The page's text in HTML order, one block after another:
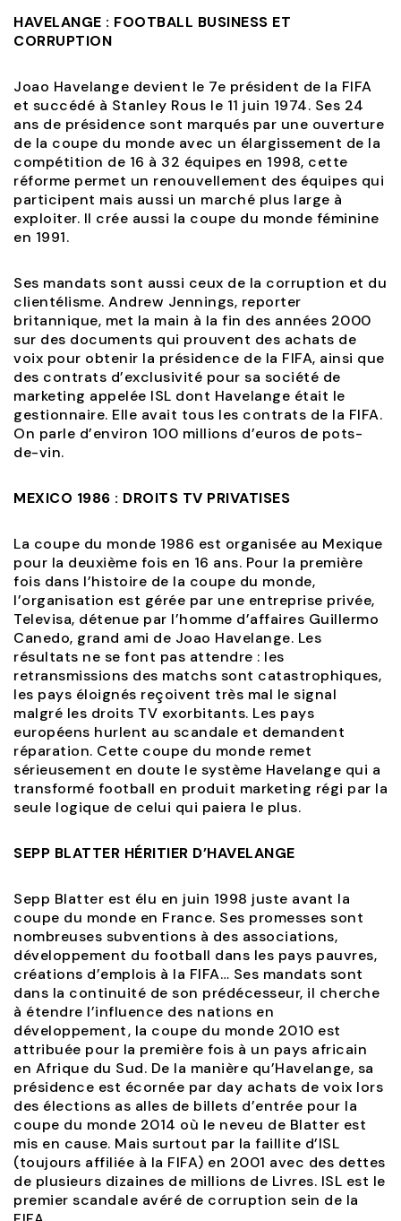
HAVELANGE : FOOTBALL BUSINESS ET
CORRUPTION
Joao Havelange devient le 7e président de la FIFA
et succédé à Stanley Rous le 11 juin 1974. Ses 24
ans de présidence sont marqués par une ouverture
de la coupe du monde avec un élargissement de la
compétition de 16 à 32 équipes en 1998, cette
réforme permet un renouvellement des équipes qui
participent mais aussi un marché plus large à
exploiter. Il crée aussi la coupe du monde féminine
en 1991.
Ses mandats sont aussi ceux de la corruption et du
clientélisme. Andrew Jennings, reporter
britannique, met la main à la fin des années 2000
sur des documents qui prouvent des achats de
voix pour obtenir la présidence de la FIFA, ainsi que
des contrats d’exclusivité pour sa société de
marketing appelée ISL dont Havelange était le
gestionnaire. Elle avait tous les contrats de la FIFA.
On parle d’environ 100 millions d’euros de pots-
de-vin.
MEXICO 1986 : DROITS TV PRIVATISES
La coupe du monde 1986 est organisée au Mexique
pour la deuxième fois en 16 ans. Pour la première
fois dans l’histoire de la coupe du monde,
l’organisation est gérée par une entreprise privée,
Televisa, détenue par l’homme d’affaires Guillermo
Canedo, grand ami de Joao Havelange. Les
résultats ne se font pas attendre : les
retransmissions des matchs sont catastrophiques,
les pays éloignés reçoivent très mal le signal
malgré les droits TV exorbitants. Les pays
européens hurlent au scandale et demandent
réparation. Cette coupe du monde remet
sérieusement en doute le système Havelange qui a
transformé football en produit marketing régi par la
seule logique de celui qui paiera le plus.
SEPP BLATTER HÉRITIER D’HAVELANGE
Sepp Blatter est élu en juin 1998 juste avant la
coupe du monde en France. Ses promesses sont
nombreuses subventions à des associations,
développement du football dans les pays pauvres,
créations d’emplois à la FIFA… Ses mandats sont
dans la continuité de son prédécesseur, il cherche
à étendre l’influence des nations en
développement, la coupe du monde 2010 est
attribuée pour la première fois à un pays africain
en Afrique du Sud. De la manière qu’Havelange, sa
présidence est écornée par day achats de voix lors
des élections as alles de billets d’entrée pour la
coupe du monde 2014 où le neveu de Blatter est
mis en cause. Mais surtout par la faillite d’ISL
(toujours affiliée à la FIFA) en 2001 avec des dettes
de plusieurs dizaines de millions de Livres. ISL est le
premier scandale avéré de corruption sein de la